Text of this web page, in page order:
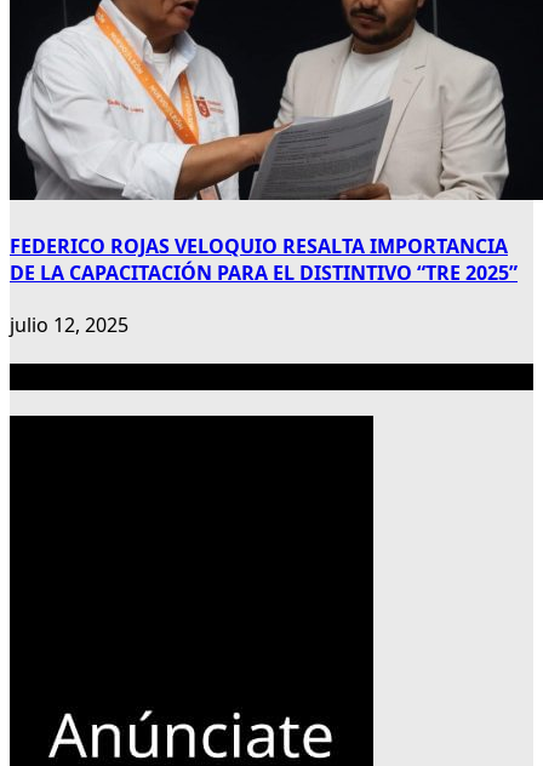
FEDERICO ROJAS VELOQUIO RESALTA IMPORTANCIA
DE LA CAPACITACIÓN PARA EL DISTINTIVO “TRE 2025”
julio 12, 2025